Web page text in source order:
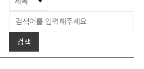
시
검
검색